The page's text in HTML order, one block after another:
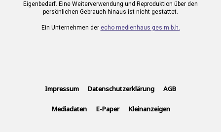
Eigenbedarf. Eine Weiterverwendung und Reproduktion über den
persönlichen Gebrauch hinaus ist nicht gestattet.
Ein Unternehmen der echo medienhaus ges.m.b.h.
Impressum Datenschutzerklärung AGB
Mediadaten E-Paper Kleinanzeigen